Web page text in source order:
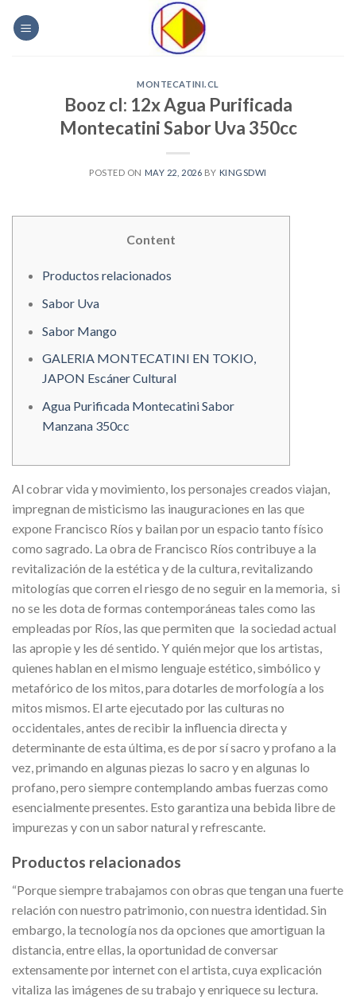
MONTECATINI.CL
Booz cl: 12x Agua Purificada
Montecatini Sabor Uva 350cc
POSTED ON MAY 22, 2026 BY KINGSDWI
Content
Productos relacionados
Sabor Uva
Sabor Mango
GALERIA MONTECATINI EN TOKIO,
JAPON Escáner Cultural
Agua Purificada Montecatini Sabor
Manzana 350cc
Al cobrar vida y movimiento, los personajes creados viajan,
impregnan de misticismo las inauguraciones en las que
expone Francisco Ríos y bailan por un espacio tanto físico
como sagrado. La obra de Francisco Ríos contribuye a la
revitalización de la estética y de la cultura, revitalizando
mitologías que corren el riesgo de no seguir en la memoria, si
no se les dota de formas contemporáneas tales como las
empleadas por Ríos, las que permiten que la sociedad actual
las apropie y les dé sentido. Y quién mejor que los artistas,
quienes hablan en el mismo lenguaje estético, simbólico y
metafórico de los mitos, para dotarles de morfología a los
mitos mismos. El arte ejecutado por las culturas no
occidentales, antes de recibir la influencia directa y
determinante de esta última, es de por sí sacro y profano a la
vez, primando en algunas piezas lo sacro y en algunas lo
profano, pero siempre contemplando ambas fuerzas como
esencialmente presentes. Esto garantiza una bebida libre de
impurezas y con un sabor natural y refrescante.
Productos relacionados
“Porque siempre trabajamos con obras que tengan una fuerte
relación con nuestro patrimonio, con nuestra identidad. Sin
embargo, la tecnología nos da opciones que amortiguan la
distancia, entre ellas, la oportunidad de conversar
extensamente por internet con el artista, cuya explicación
vitaliza las imágenes de su trabajo y enriquece su lectura.